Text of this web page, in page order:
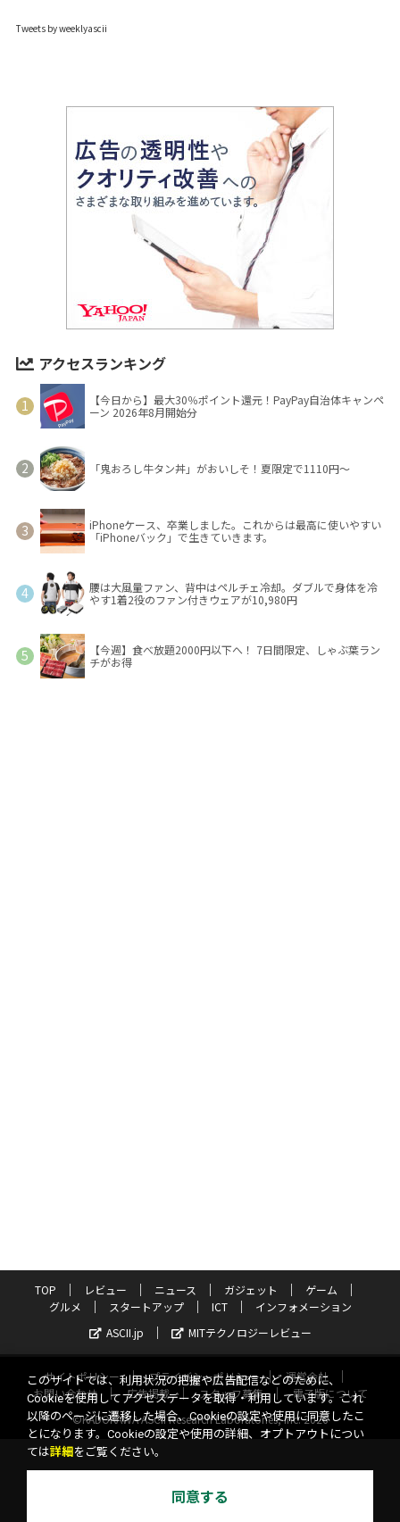
Tweets by weeklyascii
アクセスランキング
【今日から】最大30％ポイント還元！PayPay自治体キャンペ
ーン 2026年8月開始分
「鬼おろし牛タン丼」がおいしそ！夏限定で1110円～
iPhoneケース、卒業しました。これからは最高に使いやすい
「iPhoneバック」で生きていきます。
腰は大風量ファン、背中はペルチェ冷却。ダブルで身体を冷
やす1着2役のファン付きウェアが10,980円
【今週】食べ放題2000円以下へ！ 7日間限定、しゃぶ葉ラン
チがお得
TOP レビュー ニュース ガジェット
ゲーム
グルメ
スタートアップ ICT
インフォメーション
ASCII.jp
MITテクノロジーレビュー
サイトポリシー プライバシーポリシー
運営会社
お問い合わせ
広告掲載 スタッフ募集
電子版について
©KADOKAWA ASCII Research Laboratories, Inc. 2026
このサイトでは、利用状況の把握や広告配信などのために、
Cookieを使用してアクセスデータを取得・利用しています。これ
以降のページに遷移した場合、Cookieの設定や使用に同意したこ
とになります。Cookieの設定や使用の詳細、オプトアウトについ
ては詳細 をご覧ください。
同意する